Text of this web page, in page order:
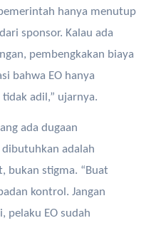
hanya menutup
sponsor. Kalau ada
pembengkakan biaya
bahwa EO hanya
adil,” ujarnya.
ada dugaan
dibutuhkan adalah
bukan stigma. “Buat
kontrol. Jangan
pelaku EO sudah